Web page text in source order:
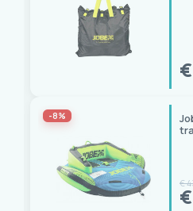
-8%
€